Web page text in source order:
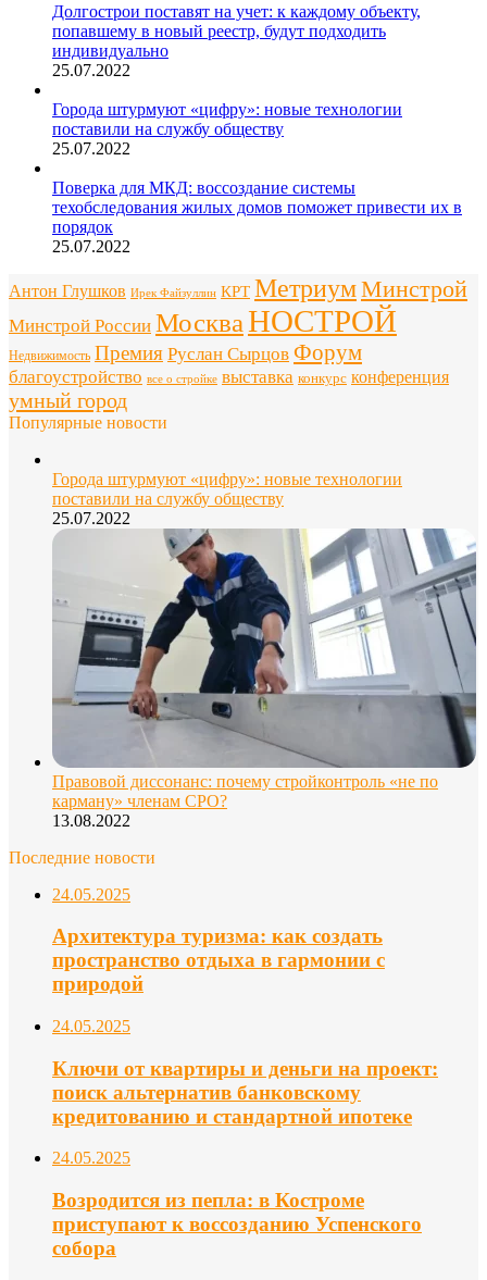
Долгострои поставят на учет: к каждому объекту,
попавшему в новый реестр, будут подходить
индивидуально
25.07.2022
Города штурмуют «цифру»: новые технологии
поставили на службу обществу
25.07.2022
Поверка для МКД: воссоздание системы
техобследования жилых домов поможет привести их в
порядок
25.07.2022
Антон Глушков Ирек Файзуллин КРТ МетриумМинстрой
Минстрой России МоскваНОСТРОЙ
Недвижимость Премия Руслан Сырцов Форум
благоустройство все о стройке выставка конкурс конференция
умный город
Популярные новости
Города штурмуют «цифру»: новые технологии
поставили на службу обществу
25.07.2022
Правовой диссонанс: почему стройконтроль «не по
карману» членам СРО?
13.08.2022
Последние новости
24.05.2025
Архитектура туризма: как создать
пространство отдыха в гармонии с
природой
24.05.2025
Ключи от квартиры и деньги на проект:
поиск альтернатив банковскому
кредитованию и стандартной ипотеке
24.05.2025
Возродится из пепла: в Костроме
приступают к воссозданию Успенского
собора